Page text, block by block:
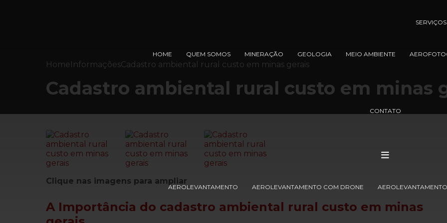
HOME QUEM SOMOS
SERVIÇOS
MINERAÇÃO GEOLOGIA MEIO AMBIENTE
CONTATO
AEROLEVANTAMENTO AEROLEVANTAMENTO COM DRONE
HomeInformaçõesCadastro ambiental rural custo em minas gerais
Cadastro ambiental rural custo em minas
Clique nas imagens para ampliar
A Importância do cadastro ambiental rural custo em minas